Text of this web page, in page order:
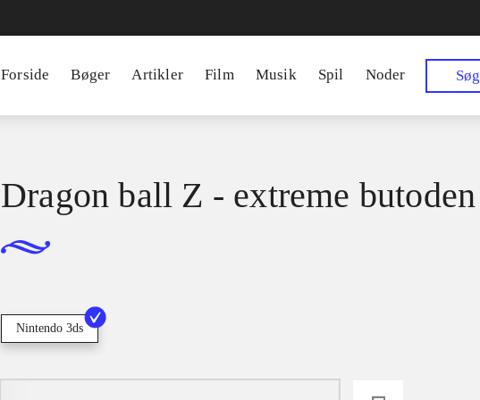
Forside Bøger Artikler Film Musik Spil Noder Søg
Dragon ball Z - extreme butoden
Nintendo 3ds